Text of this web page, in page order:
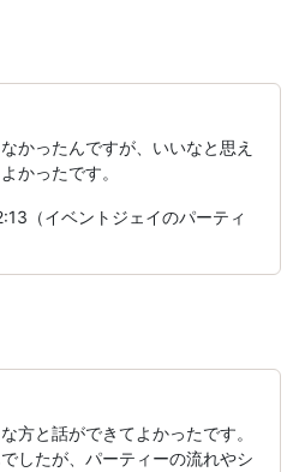
かったんですが、いいなと思え
かったです。
（イベントジェイのパーティ
方と話ができてよかったです。
したが、パーティーの流れやシ